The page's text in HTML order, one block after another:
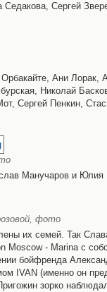
Сергей
Ани Лорак,
Николай
Сергей Пенкин,
Манучаров и Юлия
фото
их семей. Так
Moscow - Marina с
бойфренда
IVAN (именно он
зорко